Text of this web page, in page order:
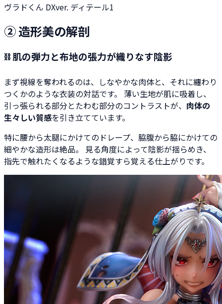
ヴラドくん DXver. ディテール1
② 造形美の解剖
⛓ 肌の弾力と布地の張力が織りなす陰影
まず視線を奪われるのは、しなやかな肉体と、それに纏わり
つくかのような衣装の対話です。 薄い生地が肌に吸着し、
引っ張られる部分とたわむ部分のコントラストが、 肉体の
生々しい質感を引き立てています。
特に腰から太腿にかけてのドレープ、脇腹から脇にかけての
細やかな造形は絶品。 見る角度によって陰影が揺らめき、
指先で触れたくなるような錯覚すら覚える仕上がりです。